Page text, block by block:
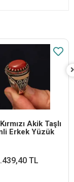
Akik Taşlı
Erkek Yüzük
TL